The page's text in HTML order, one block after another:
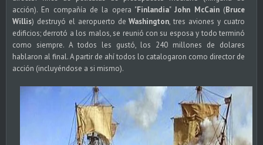
acción). En compañía de la opera "Finlandia"John McCain(Bruce
Willis) destruyó el aeropuerto deWashington, tres aviones y cuatro
edificios; derrotó a los malos, se reunió con su esposa y todo terminó
como siempre. A todos les gustó, los 240 millones de dolares
hablaron al final. A partir de ahí todos lo catalogaron como director de
acción (incluyéndose a si mismo).